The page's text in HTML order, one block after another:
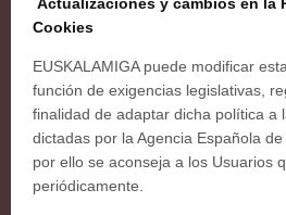
Cookies
EUSKALAMIGA puede modificar
función de exigencias legislativas,
finalidad de adaptar dicha política a
dictadas por la Agencia Española
por ello se aconseja a los Usuarios
periódicamente.